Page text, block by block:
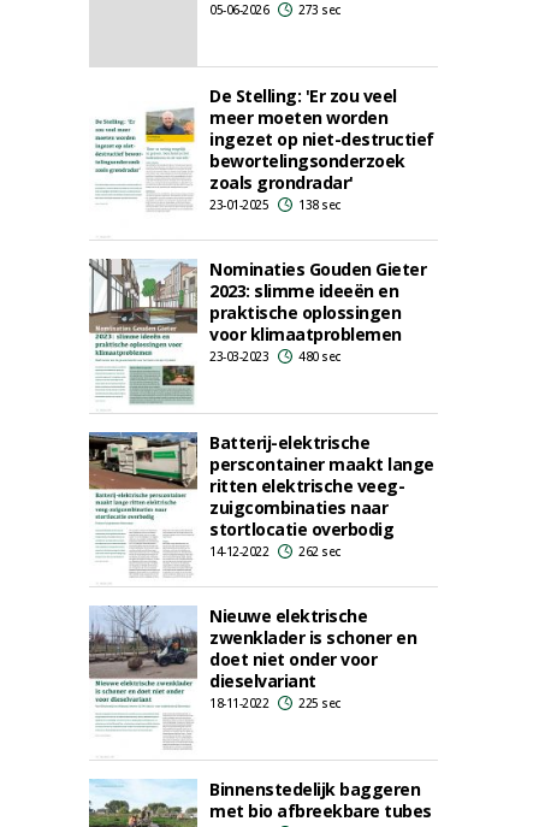
05-06-2026 273 sec
De Stelling: 'Er zou veel
meer moeten worden
ingezet op niet-destructief
bewortelingsonderzoek
zoals grondradar'
23-01-2025 138 sec
Nominaties Gouden Gieter
2023: slimme ideeën en
praktische oplossingen
voor klimaatproblemen
23-03-2023 480 sec
Batterij-elektrische
perscontainer maakt lange
ritten elektrische veeg-
zuigcombinaties naar
stortlocatie overbodig
14-12-2022 262 sec
Nieuwe elektrische
zwenklader is schoner en
doet niet onder voor
dieselvariant
18-11-2022 225 sec
Binnenstedelijk baggeren
met bio afbreekbare tubes